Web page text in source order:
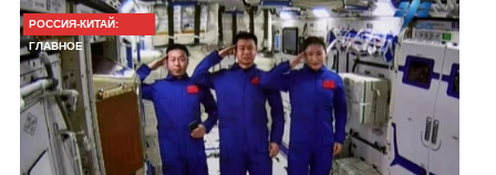
РОССИЯ-КИТАЙ:
ГЛАВНОЕ